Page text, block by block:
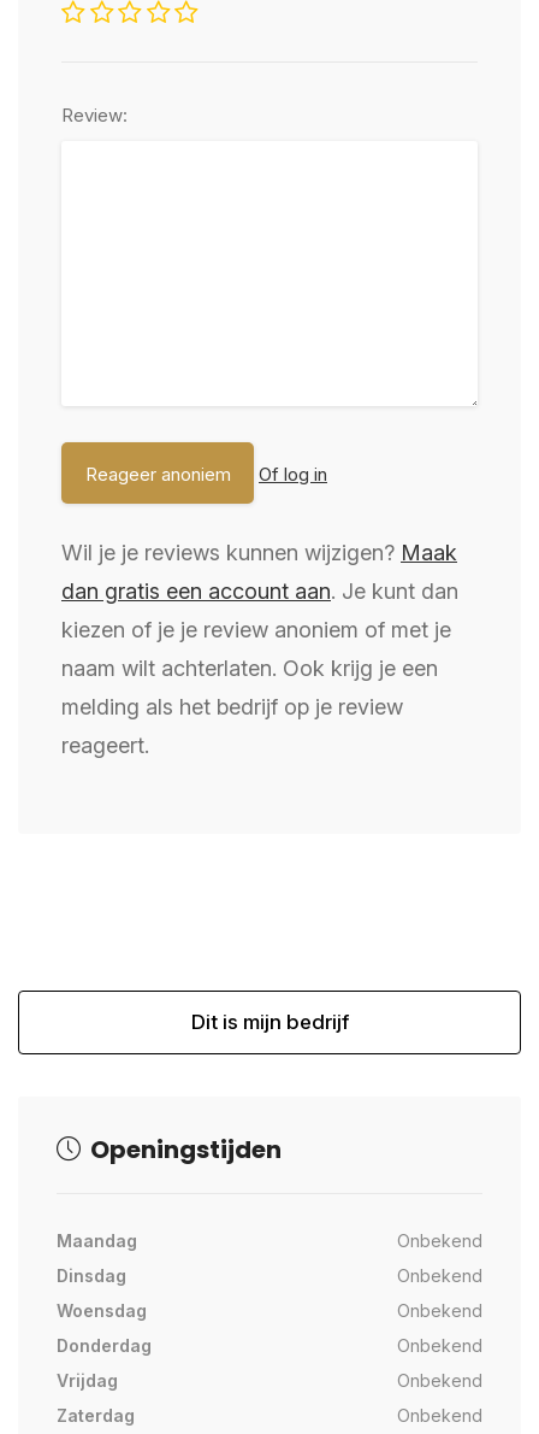
Review:
Of log in
Wil je je reviews kunnen wijzigen? Maak
dan gratis een account aan. Je kunt dan
kiezen of je je review anoniem of met je
naam wilt achterlaten. Ook krijg je een
melding als het bedrijf op je review
reageert.
Dit is mijn bedrijf
Openingstijden
Maandag
Onbekend
Dinsdag
Onbekend
Woensdag
Onbekend
Donderdag
Onbekend
Vrijdag
Onbekend
Zaterdag
Onbekend